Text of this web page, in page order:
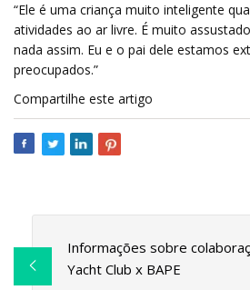
“Ele é uma criança muito inteligente
atividades ao ar livre. É muito
nada assim. Eu e o pai dele estamos
preocupados.”
Compartilhe este artigo
Informações sobre
Yacht Club x BAPE